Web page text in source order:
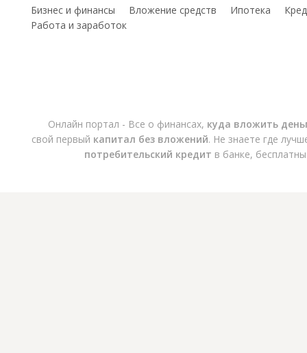
Бизнес и финансы Вложение средств Ипотека
Работа и заработок
Онлайн портал - Все о финансах, куда вложить
свой первый капитал без вложений. Не знаете где
потребительский кредит в банке,